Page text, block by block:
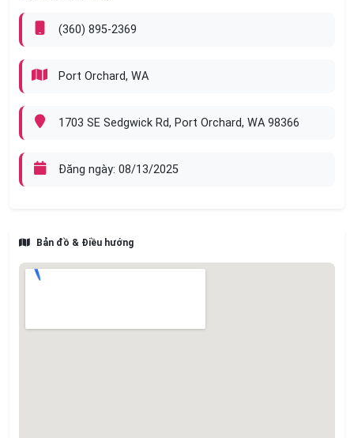
(360) 895-2369
Port Orchard, WA
1703 SE Sedgwick Rd, Port Orchard, WA 98366
Đăng ngày: 08/13/2025
Bản đồ & Điều hướng